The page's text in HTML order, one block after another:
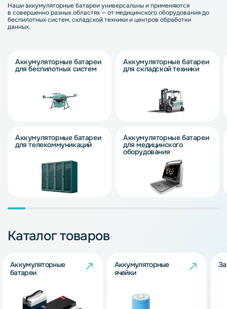
Наши аккумуляторные батареи универсальны и применяются
в совершенно разных областях — от медицинского оборудования до
беспилотных систем, складской техники и центров обработки
данных.
Аккумуляторные батареи
для беспилотных систем
Аккумуляторные батареи
для телекоммуникаций
Аккумуляторные батареи
для складской техники
Аккумуляторные батареи
для медицинского
оборудования
Каталог товаров
Аккумуляторные
батареи
Аккумуляторные
ячейки